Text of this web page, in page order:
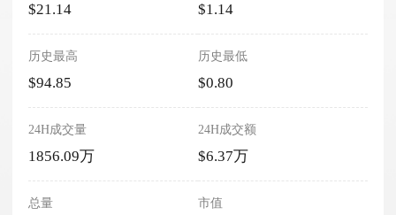
$21.14 $1.14
历史最高
$94.85
历史最低
$0.80
24H成交量
1856.09万
24H成交额
$6.37万
总量 市值